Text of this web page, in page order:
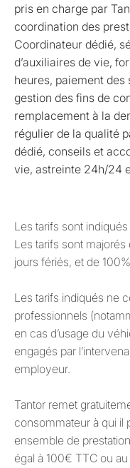
pris en charge par
coordination des
Coordinateur dédié,
d’auxiliaires de vie,
heures, paiement
gestion des fins de
remplacement à la
régulier de la qualité
dédié, conseils et
vie, astreinte 24h/24
Les tarifs sont
Les tarifs sont
jours fériés, et de
Les tarifs indiqués ne
professionnels
en cas d’usage du
engagés par
employeur.
Tantor remet
consommateur à qui il
ensemble de
égal à 100€ TTC ou